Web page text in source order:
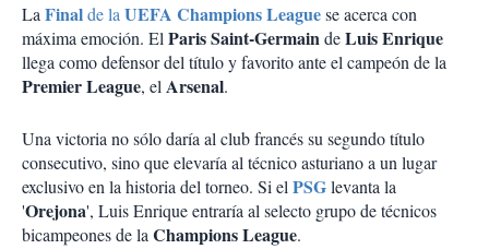
LaFinalde laUEFA Champions Leaguese acerca con
máxima emoción. ElParis Saint-GermaindeLuis Enrique
llega como defensor del título y favorito ante el campeón de la
Premier League, elArsenal.
Una victoria no sólo daría al club francés su segundo título
consecutivo, sino que elevaría al técnico asturiano a un lugar
exclusivo en la historia del torneo. Si elPSGlevanta la
'Orejona', Luis Enrique entraría al selecto grupo de técnicos
bicampeones de laChampions League.